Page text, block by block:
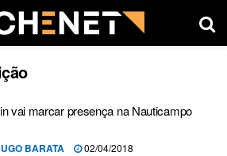
vai marcar presença na Nauticampo
BARATA 02/04/2018